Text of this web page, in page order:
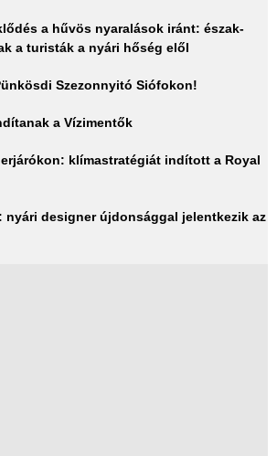
a hűvös nyaralások iránt: észak-
a turisták a nyári hőség elől
Szezonnyitó Siófokon!
a Vízimentők
klímastratégiát indított a Royal
nyári designer újdonsággal jelentkezik az